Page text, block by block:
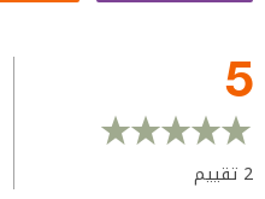
5
2 تقييم